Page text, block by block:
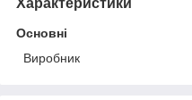
Основні
Виробник